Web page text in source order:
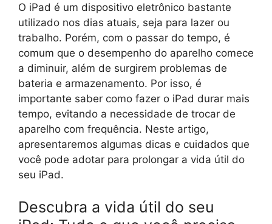
O iPad é um dispositivo eletrônico bastante
utilizado nos dias atuais, seja para lazer ou
trabalho. Porém, com o passar do tempo, é
comum que o desempenho do aparelho comece
a diminuir, além de surgirem problemas de
bateria e armazenamento. Por isso, é
importante saber como fazer o iPad durar mais
tempo, evitando a necessidade de trocar de
aparelho com frequência. Neste artigo,
apresentaremos algumas dicas e cuidados que
você pode adotar para prolongar a vida útil do
seu iPad.
Descubra a vida útil do seu